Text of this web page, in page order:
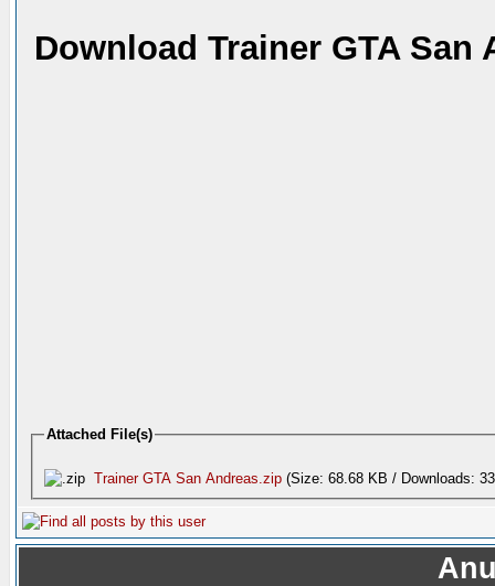
Download Trainer GTA San
Attached File(s)
Trainer GTA San Andreas.zip(Size: 68.68 KB / Downloads: